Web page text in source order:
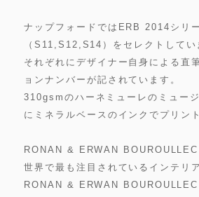
ナップフォードではERB 2014シリ
（S11,S12,S14）をセレクトしてい
それぞれにデザイナー自身による直
ョンナンバーが記されています。
310gsmのハーネミューレのミュー
にミネラルベースのインクでプリン
RONAN & ERWAN BOUROULLEC
世界で最も注目されているインテリ
RONAN & ERWAN BOUROULLEC